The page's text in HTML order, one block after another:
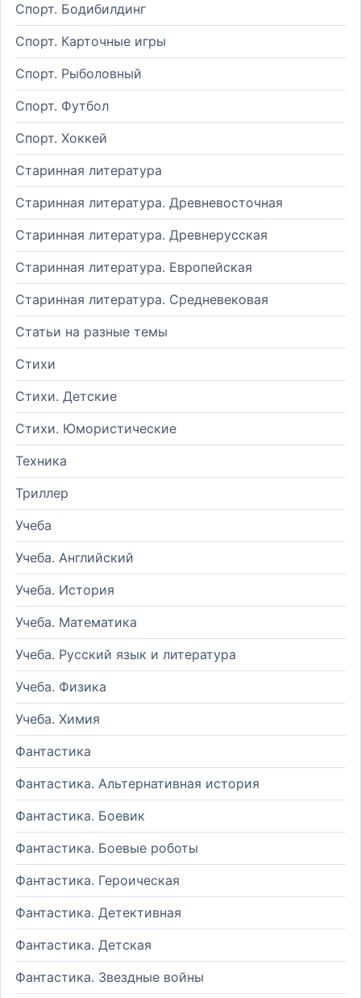
Спорт. Бодибилдинг
Спорт. Карточные игры
Спорт. Рыболовный
Спорт. Футбол
Спорт. Хоккей
Старинная литература
Старинная литература. Древневосточная
Старинная литература. Древнерусская
Старинная литература. Европейская
Старинная литература. Средневековая
Статьи на разные темы
Стихи
Стихи. Детские
Стихи. Юмористические
Техника
Триллер
Учеба
Учеба. Английский
Учеба. История
Учеба. Математика
Учеба. Русский язык и литература
Учеба. Физика
Учеба. Химия
Фантастика
Фантастика. Альтернативная история
Фантастика. Боевик
Фантастика. Боевые роботы
Фантастика. Героическая
Фантастика. Детективная
Фантастика. Детская
Фантастика. Звездные войны